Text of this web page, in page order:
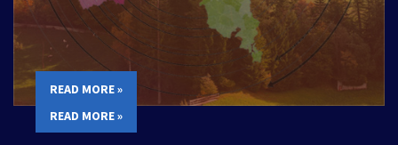
READ MORE »
READ MORE »